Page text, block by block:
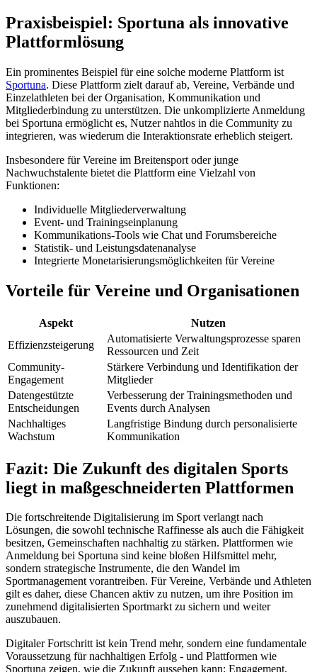
Praxisbeispiel: Sportuna als innovative
Plattformlösung
Ein prominentes Beispiel für eine solche moderne Plattform ist
Sportuna. Diese Plattform zielt darauf ab, Vereine, Verbände und
Einzelathleten bei der Organisation, Kommunikation und
Mitgliederbindung zu unterstützen. Die unkomplizierte Anmeldung
bei Sportuna ermöglicht es, Nutzer nahtlos in die Community zu
integrieren, was wiederum die Interaktionsrate erheblich steigert.
Insbesondere für Vereine im Breitensport oder junge
Nachwuchstalente bietet die Plattform eine Vielzahl von
Funktionen:
Individuelle Mitgliederverwaltung
Event- und Trainingseinplanung
Kommunikations-Tools wie Chat und Forumsbereiche
Statistik- und Leistungsdatenanalyse
Integrierte Monetarisierungsmöglichkeiten für Vereine
Vorteile für Vereine und Organisationen
Aspekt
Nutzen
Effizienzsteigerung
Automatisierte Verwaltungsprozesse sparen
Ressourcen und Zeit
Community-
Engagement
Stärkere Verbindung und Identifikation der
Mitglieder
Datengestützte
Entscheidungen
Verbesserung der Trainingsmethoden und
Events durch Analysen
Nachhaltiges
Wachstum
Langfristige Bindung durch personalisierte
Kommunikation
Fazit: Die Zukunft des digitalen Sports
liegt in maßgeschneiderten Plattformen
Die fortschreitende Digitalisierung im Sport verlangt nach
Lösungen, die sowohl technische Raffinesse als auch die Fähigkeit
besitzen, Gemeinschaften nachhaltig zu stärken. Plattformen wie
Anmeldung bei Sportuna sind keine bloßen Hilfsmittel mehr,
sondern strategische Instrumente, die den Wandel im
Sportmanagement vorantreiben. Für Vereine, Verbände und Athleten
gilt es daher, diese Chancen aktiv zu nutzen, um ihre Position im
zunehmend digitalisierten Sportmarkt zu sichern und weiter
auszubauen.
Digitaler Fortschritt ist kein Trend mehr, sondern eine fundamentale
Voraussetzung für nachhaltigen Erfolg - und Plattformen wie
Sportuna zeigen, wie die Zukunft aussehen kann: Engagement,